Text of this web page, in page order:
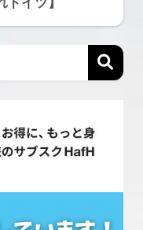
イツ】